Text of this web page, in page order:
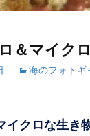
＆マイク
海のフォトギ
イクロな生き